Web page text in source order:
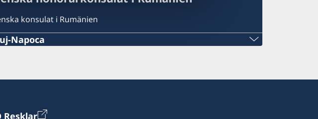
konsulat i Rumänien
Napoca
Resklar